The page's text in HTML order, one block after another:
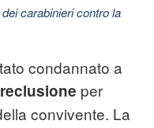
carabinieri contro la
condannato a
per
convivente. La